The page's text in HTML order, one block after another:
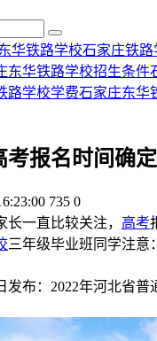
华铁路学校石家庄铁路
东华铁路学校招生条件
路学校学费石家庄东华
考报名时间确定
735 0
一直比较关注， 高考
三年级毕业班同学注意
发布：2022年河北省普